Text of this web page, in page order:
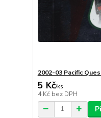
2002-03 Pacific
5 Kč/ks
4 Kč bez DPH